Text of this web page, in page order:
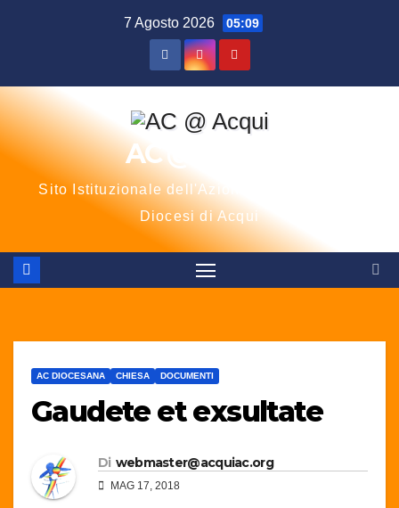
7 Agosto 2026 05:09
AC @ Acqui
Sito Istituzionale dell'Azione Cattolica della
Diocesi di Acqui
AC DIOCESANA CHIESA DOCUMENTI
Gaudete et exsultate
Di webmaster@acquiac.org
MAG 17, 2018